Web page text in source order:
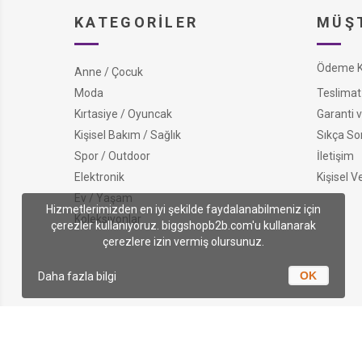
KATEGORILER
Anne / Çocuk
Moda
Kırtasiye / Oyuncak
Kişisel Bakım / Sağlık
Spor / Outdoor
Elektronik
Ev / Yaşam
Koleksiyonlar
Ödeme
Teslimat
Garanti
Sıkça
İletişim
Kişisel
Hizmetlerimizden en iyi şekilde faydalanabilmeniz için
çerezler kullanıyoruz. biggshopb2b.com'u kullanarak
çerezlere izin vermiş olursunuz.
OK
Daha fazla bilgi